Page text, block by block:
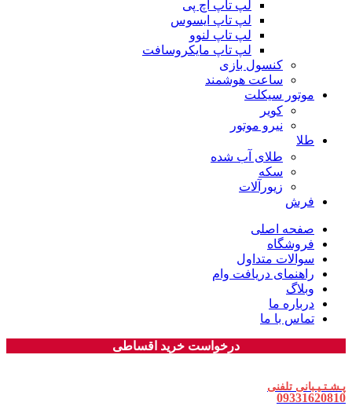
لپ تاپ اچ پی
لپ تاپ ایسوس
لپ تاپ لنوو
لپ تاپ مایکروسافت
کنسول بازی
ساعت هوشمند
موتور سیکلت
کویر
نیرو موتور
طلا
طلای آب شده
سکه
زیورآلات
فرش
صفحه اصلی
فروشگاه
سوالات متداول
راهنمای دریافت وام
وبلاگ
درباره ما
تماس با ما
درخواست خرید اقساطی
پـشـتـیـبانی تلفنی
09331620810